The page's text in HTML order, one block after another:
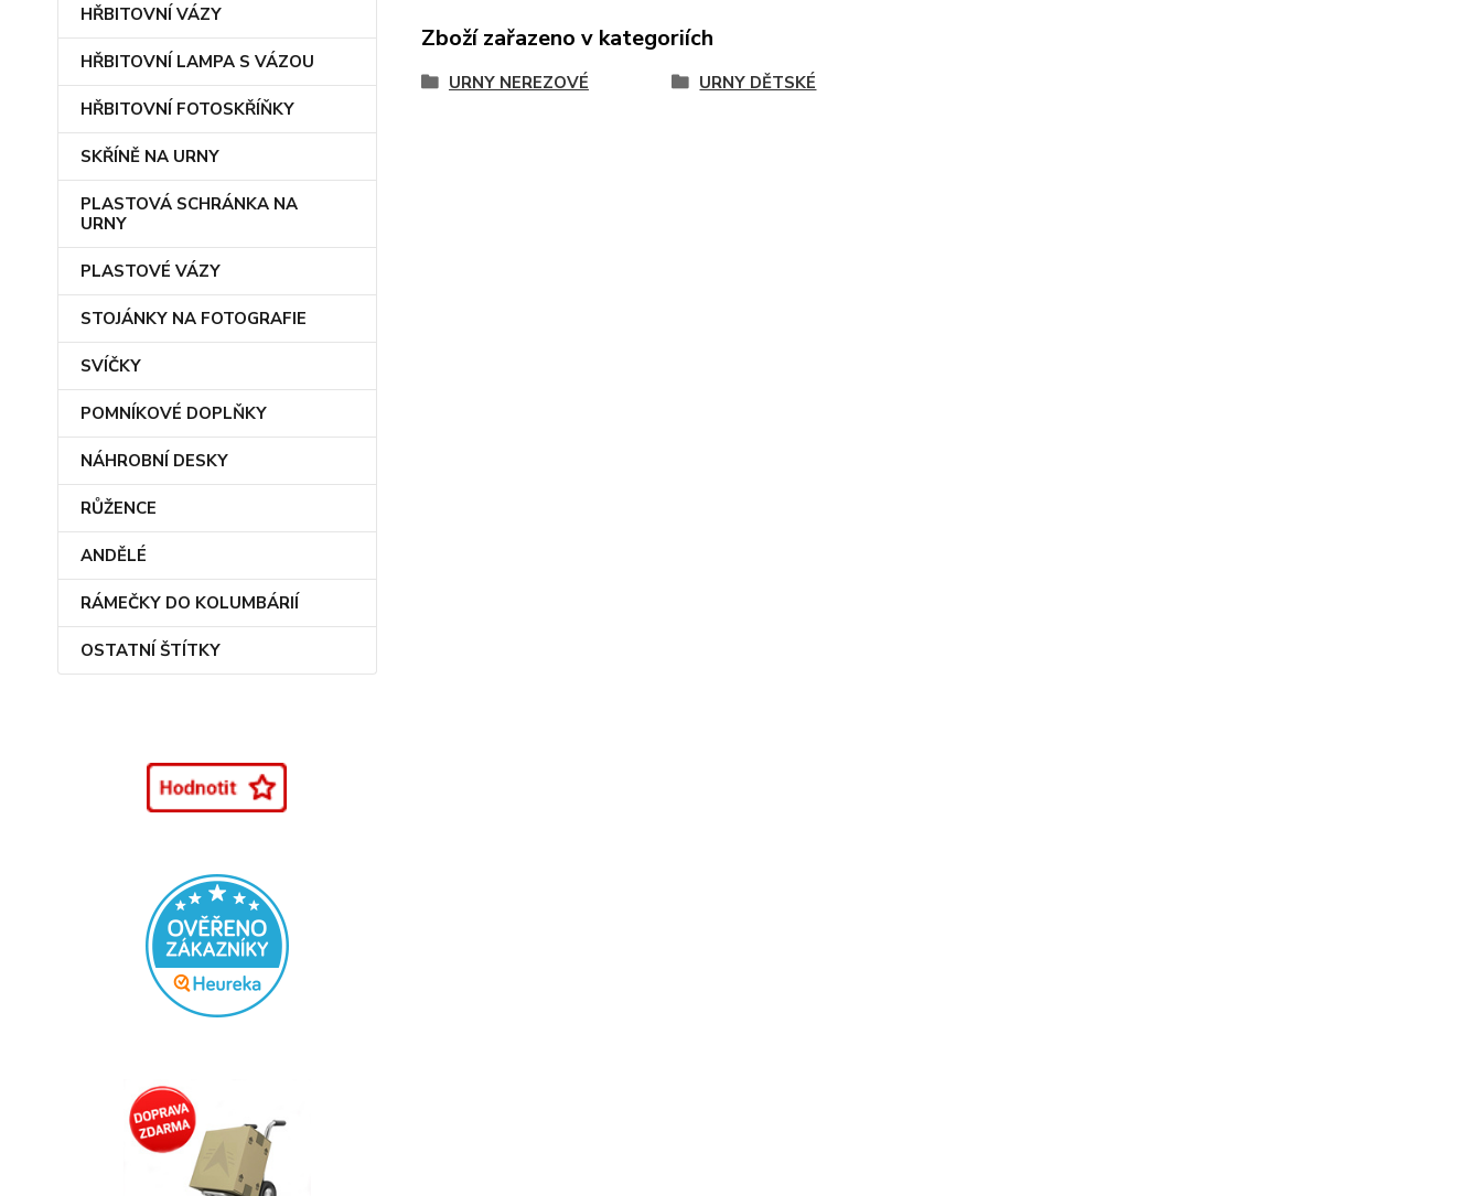
HŘBITOVNÍ VÁZY
HŘBITOVNÍ LAMPA S VÁZOU
HŘBITOVNÍ FOTOSKŘÍŇKY
SKŘÍNĚ NA URNY
PLASTOVÁ SCHRÁNKA NA
URNY
PLASTOVÉ VÁZY
STOJÁNKY NA FOTOGRAFIE
SVÍČKY
POMNÍKOVÉ DOPLŇKY
NÁHROBNÍ DESKY
RŮŽENCE
ANDĚLÉ
RÁMEČKY DO KOLUMBÁRIÍ
OSTATNÍ ŠTÍTKY
Zboží zařazeno v kategoriích
URNY NEREZOVÉ URNY DĚTSKÉ